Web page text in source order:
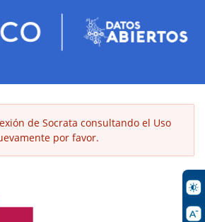
contenido
principal
de Socrata consultando el Uso
por favor.